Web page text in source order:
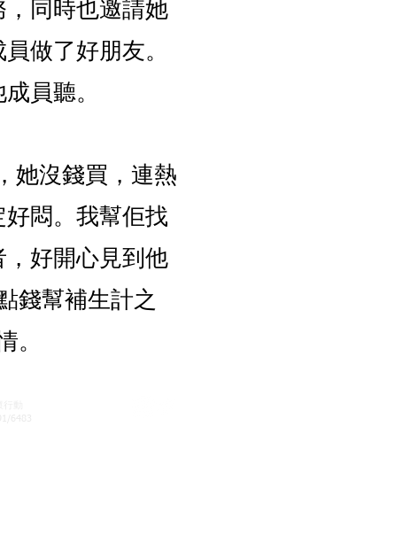
同時也邀請她
做了好朋友。
員聽。
她沒錢買，連熱
悶。我幫佢找
，好開心見到他
錢幫補生計之
。